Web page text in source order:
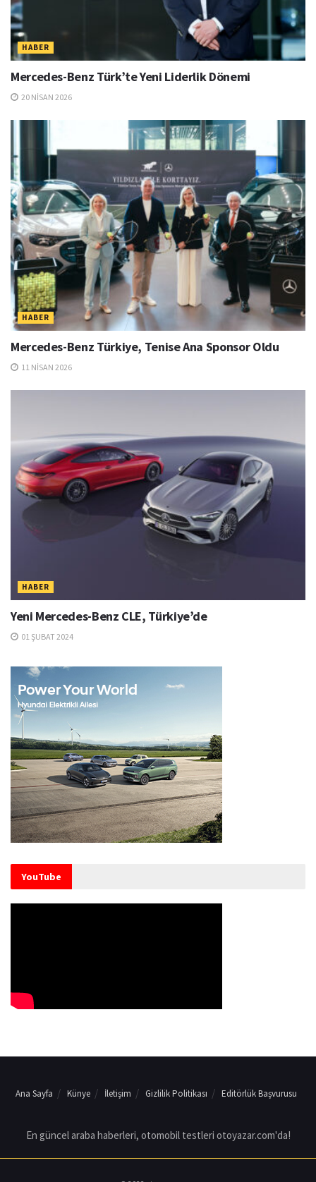
HABER
Mercedes-Benz Türk’te Yeni Liderlik Dönemi
20 NISAN 2026
HABER
Mercedes-Benz Türkiye, Tenise Ana Sponsor Oldu
11 NISAN 2026
HABER
Yeni Mercedes-Benz CLE, Türkiye’de
01 ŞUBAT 2024
YouTube
Ana Sayfa Künye İletişim Gizlilik Politikası Editörlük Başvurusu
En güncel araba haberleri, otomobil testleri otoyazar.com'da!